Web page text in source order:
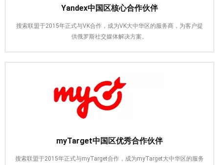
Yandex中国区核心合作伙伴
搜索联盟于2015年正式与VK合作，成为VK大中华区的服务商，为客户提
供俄罗斯社交媒体解决方案。
myTarget中国区优秀合作伙伴
搜索联盟于2015年正式与myTarget合作，成为myTarget大中华区的服务